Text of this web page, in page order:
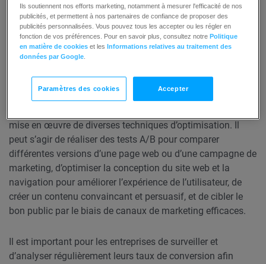
Par exemple, le taux de conversion est calculé en divisant
le nombre d’actions souhaitées (conversions) par le
nombre total de visiteurs ou de prospects, puis en
pourcentage.
mise en œuvre de diverses techniques d’optimisation. Il
peut s’agir de réaliser des tests A/B pour comparer
différentes versions d’une page web ou d’une campagne de
marketing, d’optimiser la conception du site web et la
navigation pour améliorer l’expérience de l’utilisateur, de
créer un contenu convaincant et persuasif, et de cibler le
bon public par le biais de canaux de marketing efficaces.
Il est important pour les entreprises de surveiller et
d’analyser régulièrement leurs taux de conversion afin
Ils soutiennent nos efforts marketing, notamment à mesurer l'efficacité de nos
publicités, et permettent à nos partenaires de confiance de proposer des
publicités personnalisées. Vous pouvez tous les accepter ou les régler en
fonction de vos préférences. Pour en savoir plus, consultez notrePolitique
en matière de cookies et lesInformations relatives au traitement des
données par Google
Paramètres des cookies Accepter